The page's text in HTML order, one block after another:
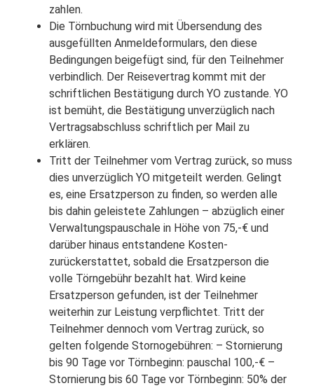
zahlen.
Die Törnbuchung wird mit Übersendung des
ausgefüllten Anmeldeformulars, den diese
Bedingungen beigefügt sind, für den Teilnehmer
verbindlich. Der Reisevertrag kommt mit der
schriftlichen Bestätigung durch YO zustande. YO
ist bemüht, die Bestätigung unverzüglich nach
Vertragsabschluss schriftlich per Mail zu
erklären.
Tritt der Teilnehmer vom Vertrag zurück, so muss
dies unverzüglich YO mitgeteilt werden. Gelingt
es, eine Ersatzperson zu finden, so werden alle
bis dahin geleistete Zahlungen – abzüglich einer
Verwaltungspauschale in Höhe von 75,-€ und
darüber hinaus entstandene Kosten-
zurückerstattet, sobald die Ersatzperson die
volle Törngebühr bezahlt hat. Wird keine
Ersatzperson gefunden, ist der Teilnehmer
weiterhin zur Leistung verpflichtet. Tritt der
Teilnehmer dennoch vom Vertrag zurück, so
gelten folgende Stornogebühren: – Stornierung
bis 90 Tage vor Törnbeginn: pauschal 100,-€ –
Stornierung bis 60 Tage vor Törnbeginn: 50% der